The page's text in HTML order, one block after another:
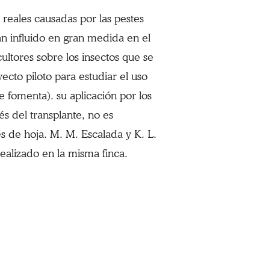
causadas por las pestes
influido en gran medida en el
sobre los insectos que se
piloto para estudiar el uso
fomenta). su aplicación por los
del transplante, no es
de hoja. M. M. Escalada y K. L.
en la misma finca.